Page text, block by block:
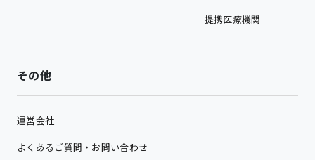
提携医療機関
その他
運営会社
よくあるご質問・お問い合わせ